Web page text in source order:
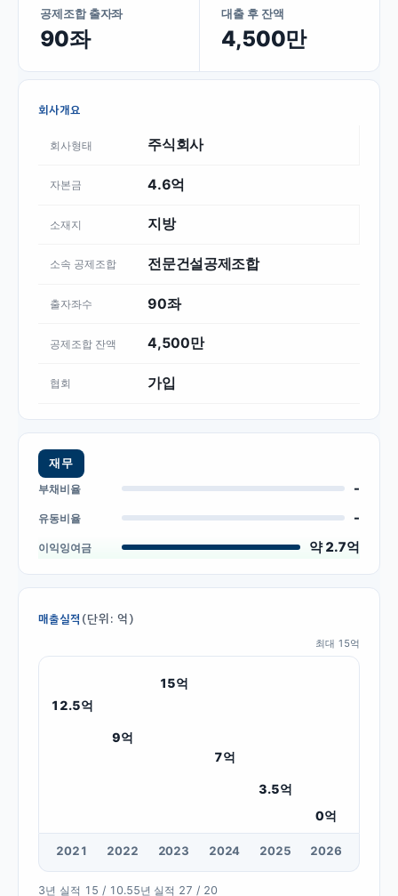
공제조합 출자좌
90좌
대출 후 잔액
4,500만
회사개요
회사형태 주식회사
자본금 4.6억
소재지 지방
소속 공제조합 전문건설공제조합
출자좌수 90좌
공제조합 잔액 4,500만
협회 가입
재무
부채비율
-
유동비율 -
이익잉여금 약 2.7억
매출실적 (단위: 억)
최대 15억
12.5억
9억
15억
7억
3.5억
0억
2021 2022 2023 2024 2025 2026
3년 실적 15 / 10.55년 실적 27 / 20